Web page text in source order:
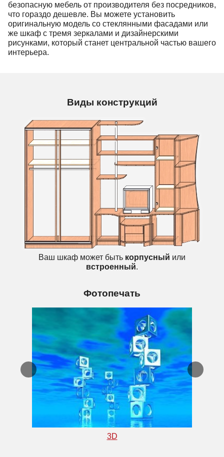
безопасную мебель от производителя без посредников,
что гораздо дешевле. Вы можете установить
оригинальную модель со стеклянными фасадами или
же шкаф с тремя зеркалами и дизайнерскими
рисунками, который станет центральной частью вашего
интерьера.
Виды конструкций
Ваш шкаф может быть корпусный или
встроенный.
Фотопечать
3D